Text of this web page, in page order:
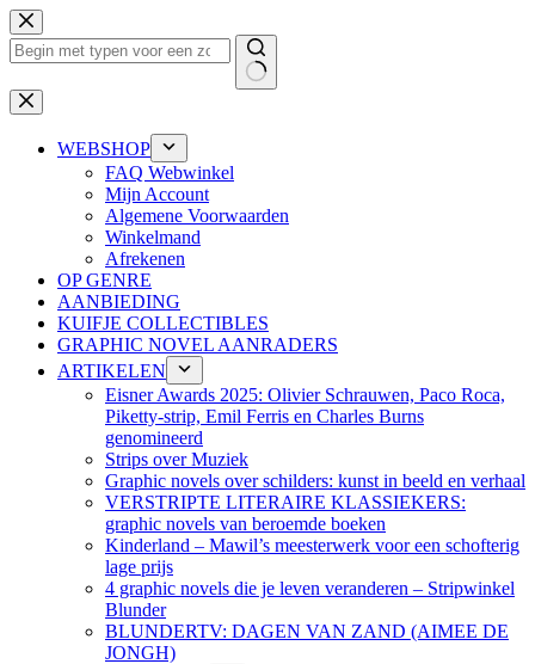
Ga
naar
de
Geen
resultaten
WEBSHOP
FAQ Webwinkel
Mijn Account
Algemene Voorwaarden
Winkelmand
Afrekenen
OP GENRE
AANBIEDING
KUIFJE COLLECTIBLES
GRAPHIC NOVEL AANRADERS
ARTIKELEN
Eisner Awards 2025: Olivier Schrauwen, Paco Roca,
Piketty-strip, Emil Ferris en Charles Burns
genomineerd
Strips over Muziek
Graphic novels over schilders: kunst in beeld en verhaal
VERSTRIPTE LITERAIRE KLASSIEKERS:
graphic novels van beroemde boeken
Kinderland – Mawil’s meesterwerk voor een schofterig
lage prijs
4 graphic novels die je leven veranderen – Stripwinkel
Blunder
BLUNDERTV: DAGEN VAN ZAND (AIMEE DE
JONGH)